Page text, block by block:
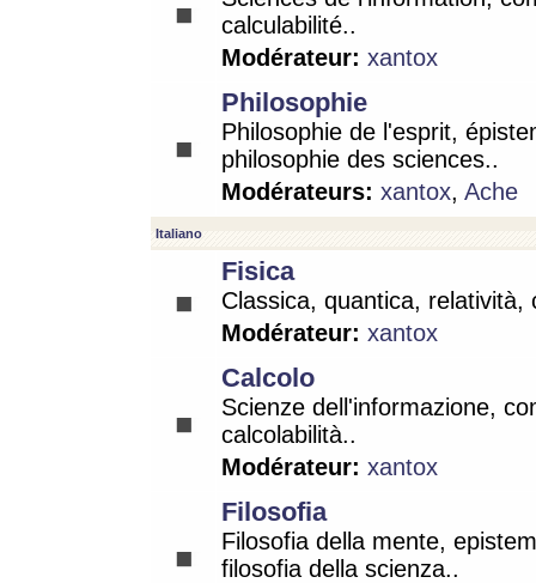
calculabilité..
Modérateur: xantox
Philosophie
Philosophie de l'esprit,
philosophie des sciences..
Modérateurs: xantox, Ache
Italiano
Fisica
Classica, quantica, relatività,
Modérateur: xantox
Calcolo
Scienze dell'informazione,
calcolabilità..
Modérateur: xantox
Filosofia
Filosofia della mente,
filosofia della scienza..